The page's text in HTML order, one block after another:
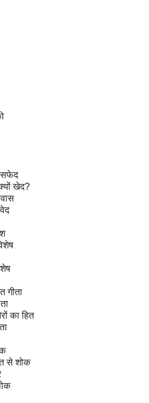
सफेद
खेद?
गीता
का हित
से शोक